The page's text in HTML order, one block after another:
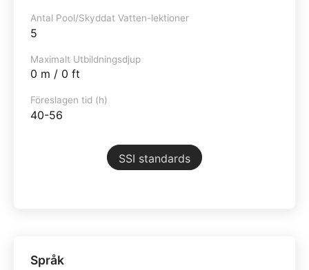
Antal Pool/Skyddat Vatten-lektioner
5
Maximalt Utbildningsdjup
0 m / 0 ft
Föreslagen tid (h)
40-56
SSI standards
Språk